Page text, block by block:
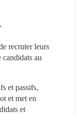
recruter leurs
au
et passifs,
et met en
et